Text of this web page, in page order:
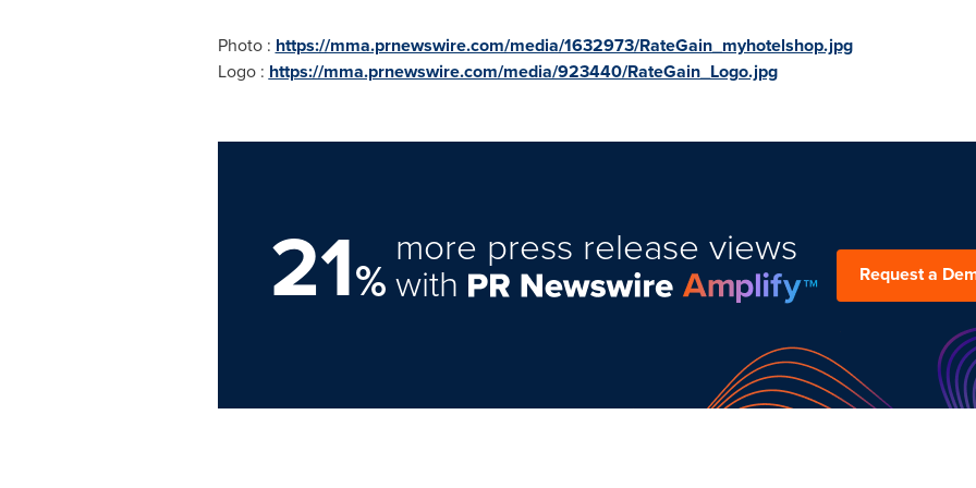
Photo : https://mma.prnewswire.com/media/1632973/RateGain_myhotelshop.jpg
Logo : https://mma.prnewswire.com/media/923440/RateGain_Logo.jpg
21%
more press release views
with Request a